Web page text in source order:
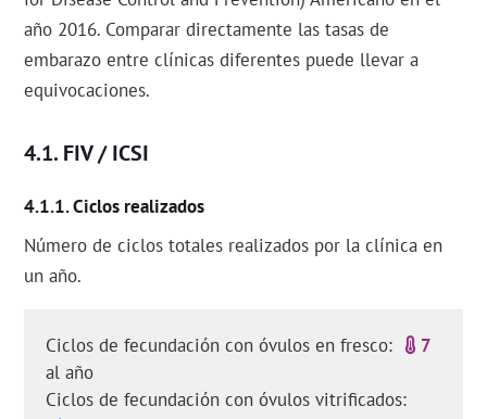
año 2016. Comparar directamente las tasas de
embarazo entre clínicas diferentes puede llevar a
equivocaciones.
FIV / ICSI
Ciclos realizados
Número de ciclos totales realizados por la clínica en
un año.
Ciclos de fecundación con óvulos en fresco:
7
al año
Ciclos de fecundación con óvulos vitrificados: